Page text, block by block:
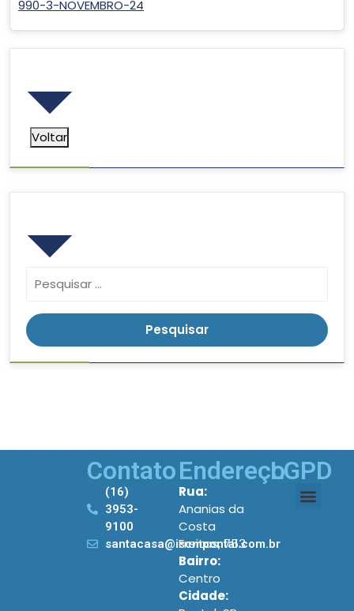
990-3-NOVEMBRO-24
Voltar
Contato
(16)
3953-
9100
santacasa@iscmpontal.com.br
Endereço
Rua:
Ananias da
Costa
Freitas, 753
Bairro:
Centro
Cidade:
LGPD